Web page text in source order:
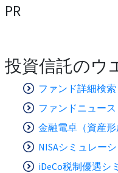
PR
投資信託のウ
ファンド詳細検索
ファンドニュース
金融電卓（資産形
NISAシミュレー
iDeCo税制優遇シ